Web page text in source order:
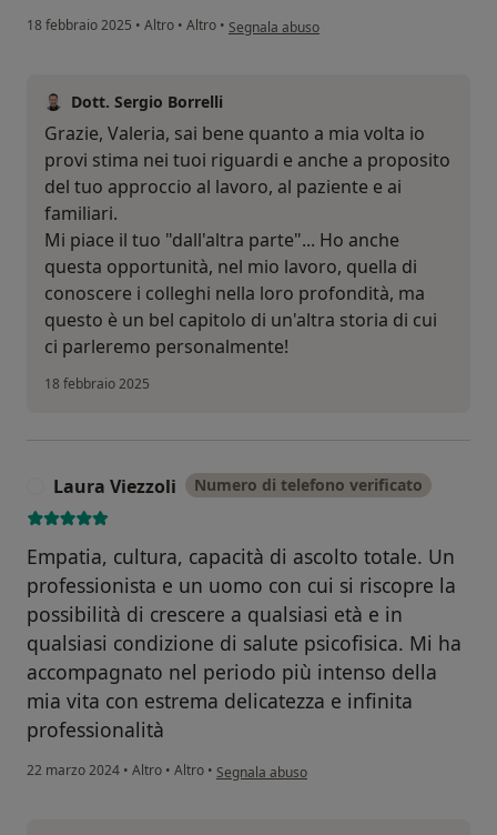
18 febbraio 2025 • Altro • Altro • secondo l'opinione dell'utente Valeria
Segnala abuso
Dott. Sergio Borrelli
Grazie, Valeria, sai bene quanto a mia volta io
provi stima nei tuoi riguardi e anche a proposito
del tuo approccio al lavoro, al paziente e ai
familiari.
Mi piace il tuo "dall'altra parte"... Ho anche
questa opportunità, nel mio lavoro, quella di
conoscere i colleghi nella loro profondità, ma
questo è un bel capitolo di un'altra storia di cui
ci parleremo personalmente!
18 febbraio 2025
Laura Viezzoli Numero di telefono verificato
Empatia, cultura, capacità di ascolto totale. Un
professionista e un uomo con cui si riscopre la
possibilità di crescere a qualsiasi età e in
qualsiasi condizione di salute psicofisica. Mi ha
accompagnato nel periodo più intenso della
mia vita con estrema delicatezza e infinita
professionalità
22 marzo 2024 • Altro • Altro • secondo l'opinione dell'utente Laura Viezzoli
Segnala abuso